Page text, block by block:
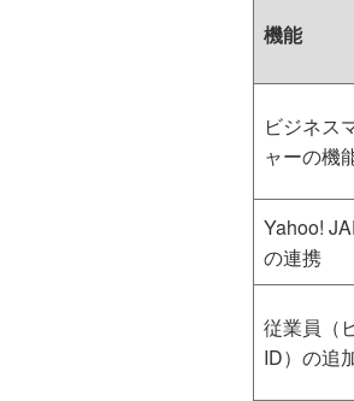
機能
ビジネス
ャーの機
Yahoo!
の連携
従業員（
ID）の追